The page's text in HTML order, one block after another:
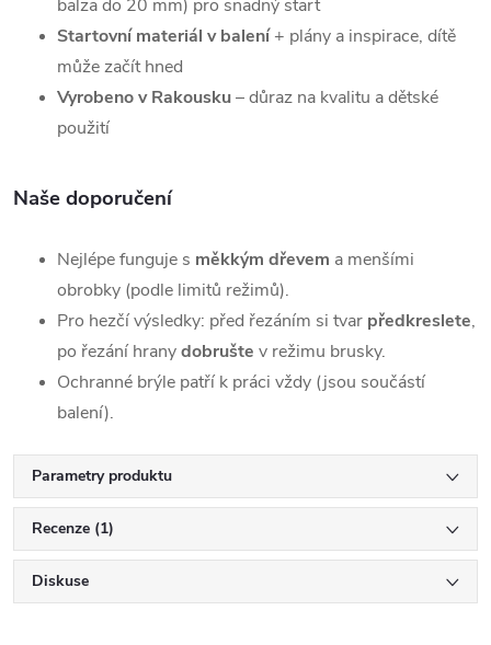
balza do 20 mm) pro snadný start
Startovní materiál v balení+ plány a inspirace, dítě
může začít hned
Vyrobeno v Rakousku– důraz na kvalitu a dětské
použití
Naše doporučení
Nejlépe funguje s měkkým dřevem a menšími
obrobky (podle limitů režimů).
Pro hezčí výsledky: před řezáním si tvar předkreslete,
po řezání hranydobrušte v režimu brusky.
Ochranné brýle patří k práci vždy (jsou součástí
balení).
Parametry produktu
Recenze (1)
Diskuse